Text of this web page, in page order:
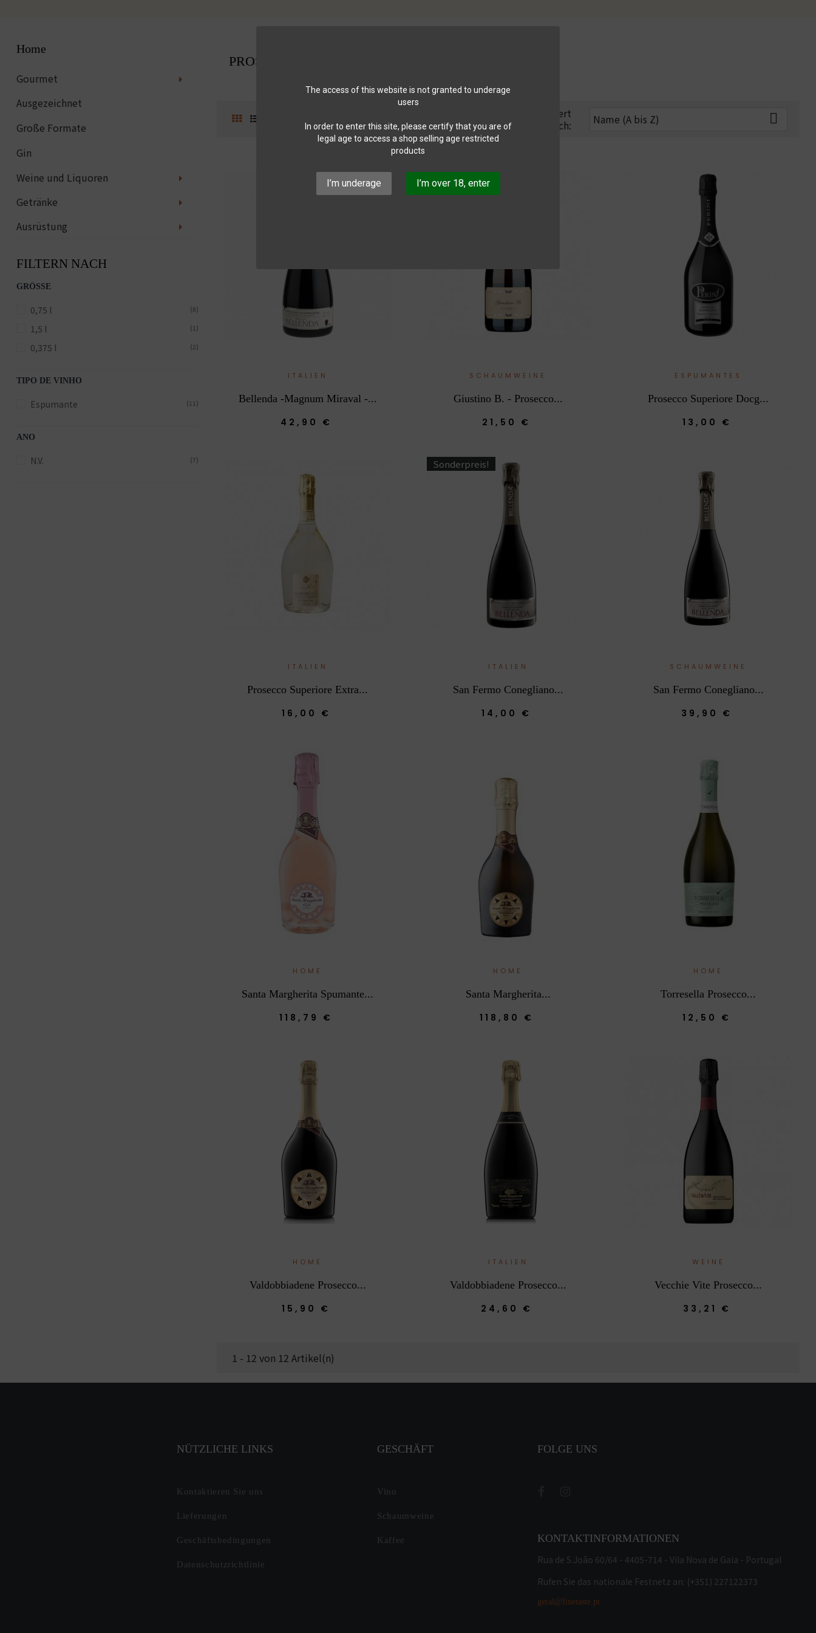
The access of this website is not granted to underage
users
In order to enter this site, please certify that you are of
legal age to access a shop selling age restricted
products
I’m underage I’m over 18, enter
Home
Gourmet
Ausgezeichnet
Große Formate
Gin
Weine und Liquoren
Getränke
Ausrüstung
FILTERN NACH
GRÖSSE
0,75 l (8)
1,5 l (1)
0,375 l (2)
TIPO DE VINHO
Espumante (11)
ANO
N.V. (7)
PROSECCO
Sortiert
nach:
Name (A bis Z) 
ITALIEN
Bellenda -Magnum Miraval -...
42,90 €
NICHT AUF LAGER
SCHAUMWEINE
Giustino B. - Prosecco...
21,50 €
ESPUMANTES
Prosecco Superiore Docg...
13,00 €
ITALIEN
Prosecco Superiore Extra...
16,00 €
Sonderpreis!
ITALIEN
San Fermo Conegliano...
14,00 €
SCHAUMWEINE
San Fermo Conegliano...
39,90 €
HOME
Santa Margherita Spumante...
118,79 €
HOME
Santa Margherita...
118,80 €
HOME
Torresella Prosecco...
12,50 €
HOME
Valdobbiadene Prosecco...
15,90 €
ITALIEN
Valdobbiadene Prosecco...
24,60 €
WEINE
Vecchie Vite Prosecco...
33,21 €
1 - 12 von 12 Artikel(n)
NÜTZLICHE LINKS
Kontaktieren Sie uns
Lieferungen
Geschäftsbedingungen
Datenschutzrichtlinie
GESCHÄFT
Vino
Schaumweine
Kaffee
FOLGE UNS
KONTAKTINFORMATIONEN
Rua de S.João 60/64 - 4405-714 - Vila Nova de Gaia - Portugal
Rufen Sie das nationale Festnetz an: (+351) 227122373
geral@finetaste.pt